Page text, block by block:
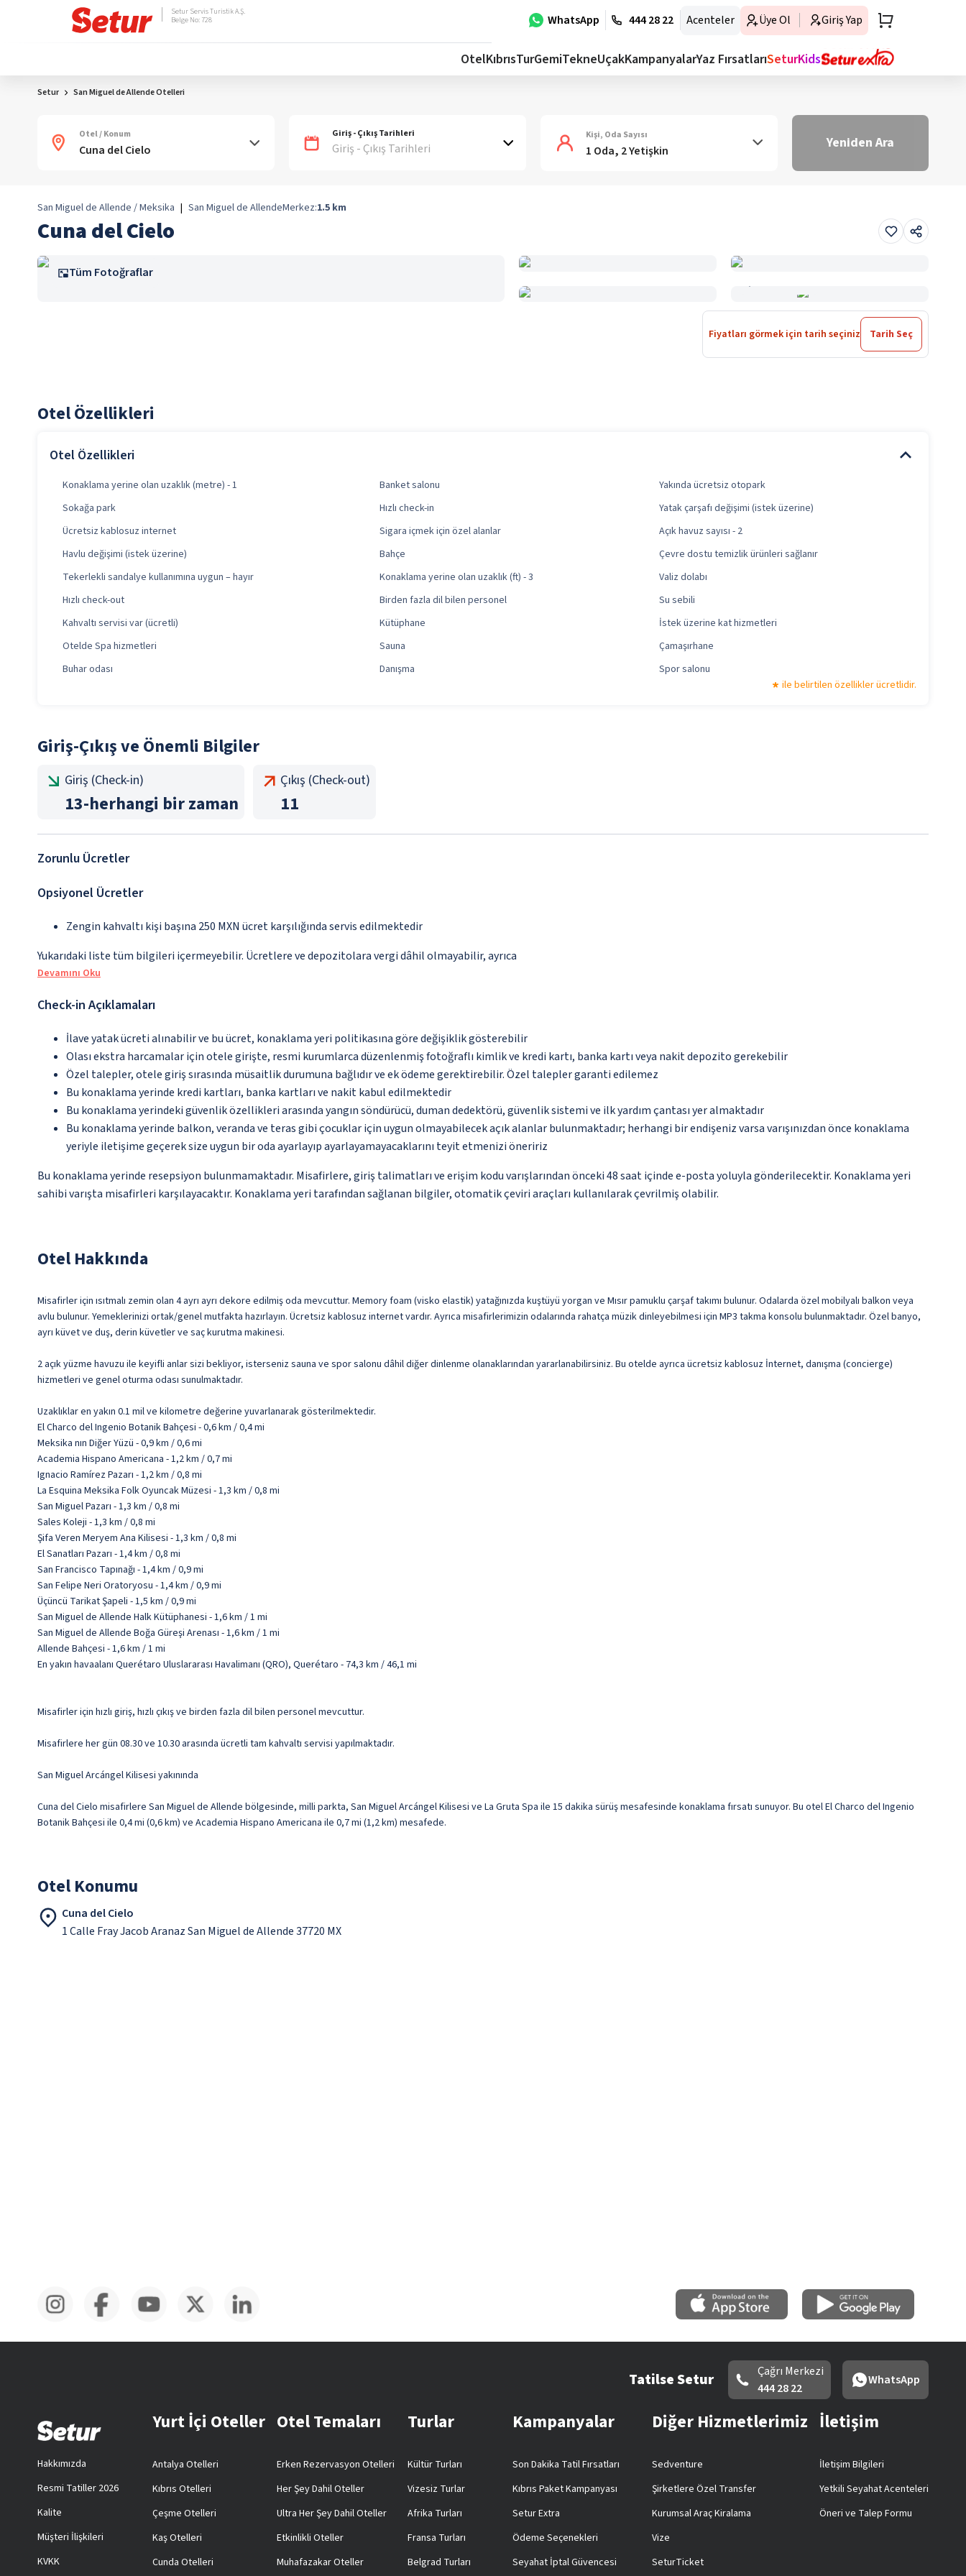
WhatsApp 444 28 22 Acenteler Üye Ol Giriş Yap
Setur Servis Turistik A.Ş.
Belge No: 728
OtelKıbrısTurGemiTekneUçakKampanyalarYaz FırsatlarıSeturKids
Setur San Miguel de Allende Otelleri
Otel / Konum Giriş - Çıkış Tarihleri
Giriş - Çıkış Tarihleri
Kişi, Oda Sayısı
1 Oda, 2 Yetişkin Yeniden Ara
San Miguel de Allende / Meksika | San Miguel de AllendeMerkez:1.5 km
Cuna del Cielo
Tüm Fotoğraflar
Fiyatları görmek için tarih seçiniz Tarih Seç
Otel Özellikleri
Otel Özellikleri
Konaklama yerine olan uzaklık (metre) - 1 Banket salonu
Yakında ücretsiz otopark
Sokağa park
Hızlı check-in
Yatak çarşafı değişimi (istek üzerine)
Ücretsiz kablosuz internet
Sigara içmek için özel alanlar
Açık havuz sayısı - 2
Havlu değişimi (istek üzerine)
Bahçe
Çevre dostu temizlik ürünleri sağlanır
Tekerlekli sandalye kullanımına uygun – hayır
Konaklama yerine olan uzaklık (ft) - 3
Valiz dolabı
Hızlı check-out
Birden fazla dil bilen personel
Su sebili
Kahvaltı servisi var (ücretli)
Kütüphane
İstek üzerine kat hizmetleri
Otelde Spa hizmetleri
Sauna
Çamaşırhane
Buhar odası
Danışma
Spor salonu
ile belirtilen özellikler ücretlidir.
Giriş-Çıkış ve Önemli Bilgiler
Giriş (Check-in)
13-herhangi bir zaman
Çıkış (Check-out)
11
Zorunlu Ücretler
Opsiyonel Ücretler
Zengin kahvaltı kişi başına 250 MXN ücret karşılığında servis edilmektedir
Yukarıdaki liste tüm bilgileri içermeyebilir. Ücretlere ve depozitolara vergi dâhil olmayabilir, ayrıca
Devamını Oku
Check-in Açıklamaları
İlave yatak ücreti alınabilir ve bu ücret, konaklama yeri politikasına göre değişiklik gösterebilir
Olası ekstra harcamalar için otele girişte, resmi kurumlarca düzenlenmiş fotoğraflı kimlik ve kredi kartı, banka kartı veya nakit depozito gerekebilir
Özel talepler, otele giriş sırasında müsaitlik durumuna bağlıdır ve ek ödeme gerektirebilir. Özel talepler garanti edilemez
Bu konaklama yerinde kredi kartları, banka kartları ve nakit kabul edilmektedir
Bu konaklama yerindeki güvenlik özellikleri arasında yangın söndürücü, duman dedektörü, güvenlik sistemi ve ilk yardım çantası yer almaktadır
Bu konaklama yerinde balkon, veranda ve teras gibi çocuklar için uygun olmayabilecek açık alanlar bulunmaktadır; herhangi bir endişeniz varsa varışınızdan önce konaklama
yeriyle iletişime geçerek size uygun bir oda ayarlayıp ayarlayamayacaklarını teyit etmenizi öneririz
Bu konaklama yerinde resepsiyon bulunmamaktadır. Misafirlere, giriş talimatları ve erişim kodu varışlarından önceki 48 saat içinde e-posta yoluyla gönderilecektir. Konaklama yeri
sahibi varışta misafirleri karşılayacaktır. Konaklama yeri tarafından sağlanan bilgiler, otomatik çeviri araçları kullanılarak çevrilmiş olabilir.
Otel Hakkında
Misafirler için ısıtmalı zemin olan 4 ayrı ayrı dekore edilmiş oda mevcuttur. Memory foam (visko elastik) yatağınızda kuştüyü yorgan ve Mısır pamuklu çarşaf takımı bulunur. Odalarda özel mobilyalı balkon veya
avlu bulunur. Yemeklerinizi ortak/genel mutfakta hazırlayın. Ücretsiz kablosuz internet vardır. Ayrıca misafirlerimizin odalarında rahatça müzik dinleyebilmesi için MP3 takma konsolu bulunmaktadır. Özel banyo,
ayrı küvet ve duş, derin küvetler ve saç kurutma makinesi.
2 açık yüzme havuzu ile keyifli anlar sizi bekliyor, isterseniz sauna ve spor salonu dâhil diğer dinlenme olanaklarından yararlanabilirsiniz. Bu otelde ayrıca ücretsiz kablosuz İnternet, danışma (concierge)
hizmetleri ve genel oturma odası sunulmaktadır.
Uzaklıklar en yakın 0.1 mil ve kilometre değerine yuvarlanarak gösterilmektedir.
El Charco del Ingenio Botanik Bahçesi - 0,6 km / 0,4 mi
Meksika nın Diğer Yüzü - 0,9 km / 0,6 mi
Academia Hispano Americana - 1,2 km / 0,7 mi
Ignacio Ramírez Pazarı - 1,2 km / 0,8 mi
La Esquina Meksika Folk Oyuncak Müzesi - 1,3 km / 0,8 mi
San Miguel Pazarı - 1,3 km / 0,8 mi
Sales Koleji - 1,3 km / 0,8 mi
Şifa Veren Meryem Ana Kilisesi - 1,3 km / 0,8 mi
El Sanatları Pazarı - 1,4 km / 0,8 mi
San Francisco Tapınağı - 1,4 km / 0,9 mi
San Felipe Neri Oratoryosu - 1,4 km / 0,9 mi
Üçüncü Tarikat Şapeli - 1,5 km / 0,9 mi
San Miguel de Allende Halk Kütüphanesi - 1,6 km / 1 mi
San Miguel de Allende Boğa Güreşi Arenası - 1,6 km / 1 mi
Allende Bahçesi - 1,6 km / 1 mi
En yakın havaalanı Querétaro Uluslararası Havalimanı (QRO), Querétaro - 74,3 km / 46,1 mi
Misafirler için hızlı giriş, hızlı çıkış ve birden fazla dil bilen personel mevcuttur.
Misafirlere her gün 08.30 ve 10.30 arasında ücretli tam kahvaltı servisi yapılmaktadır.
San Miguel Arcángel Kilisesi yakınında
Cuna del Cielo misafirlere San Miguel de Allende bölgesinde, milli parkta, San Miguel Arcángel Kilisesi ve La Gruta Spa ile 15 dakika sürüş mesafesinde konaklama fırsatı sunuyor. Bu otel El Charco del Ingenio
Botanik Bahçesi ile 0,4 mi (0,6 km) ve Academia Hispano Americana ile 0,7 mi (1,2 km) mesafede.
Otel Konumu
Cuna del Cielo
1 Calle Fray Jacob Aranaz San Miguel de Allende 37720 MX
Tatilse Setur
Çağrı Merkezi
444 28 22
WhatsApp
Hakkımızda
Resmi Tatiller 2026
Kalite
Müşteri İlişkileri
KVKK
Yurt İçi Oteller
Antalya Otelleri
Kıbrıs Otelleri
Çeşme Otelleri
Kaş Otelleri
Cunda Otelleri
Otel Temaları
Erken Rezervasyon Otelleri
Her Şey Dahil Oteller
Ultra Her Şey Dahil Oteller
Etkinlikli Oteller
Muhafazakar Oteller
Turlar
Kültür Turları
Vizesiz Turlar
Afrika Turları
Fransa Turları
Belgrad Turları
Kampanyalar
Son Dakika Tatil Fırsatları
Kıbrıs Paket Kampanyası
Setur Extra
Ödeme Seçenekleri
Seyahat İptal Güvencesi
Diğer Hizmetlerimiz
Sedventure
Şirketlere Özel Transfer
Kurumsal Araç Kiralama
Vize
SeturTicket
İletişim
İletişim Bilgileri
Yetkili Seyahat Acenteleri
Öneri ve Talep Formu